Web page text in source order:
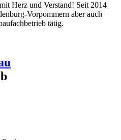
Herz und Verstand! Seit 2014
Vorpommern aber auch
tätig.